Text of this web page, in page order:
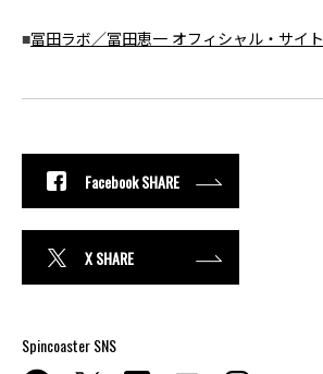
■冨田ラボ／冨田恵一 オフィシャル・サイト
Facebook SHARE
X SHARE
Spincoaster SNS